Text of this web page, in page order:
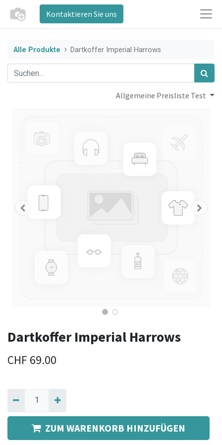
Kontaktieren Sie uns
Alle Produkte Dartkoffer Imperial Harrows
Allgemeine Preisliste Test
Dartkoffer Imperial Harrows
CHF 69.00
ZUM WARENKORB HINZUFÜGEN